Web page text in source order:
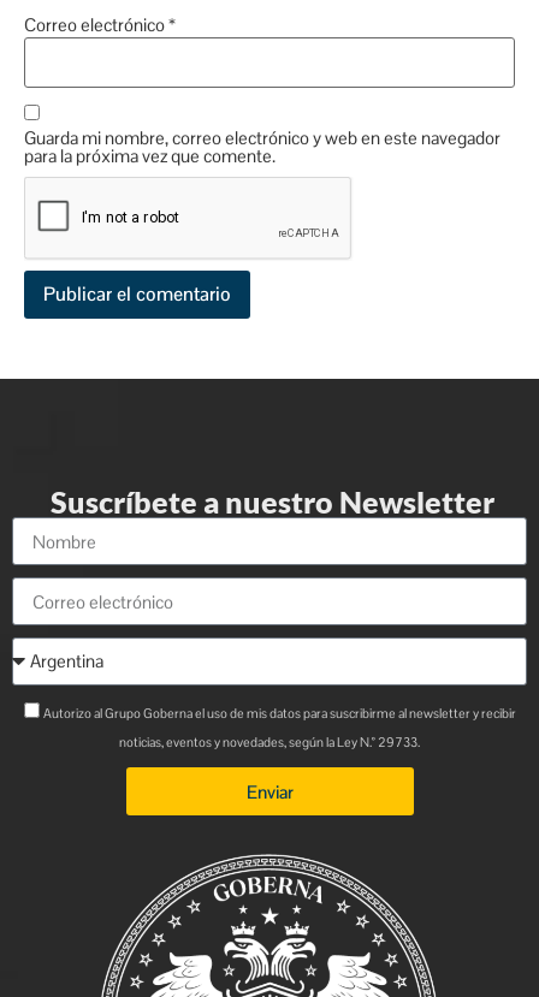
Correo electrónico*
Guarda mi nombre, correo electrónico y web en este navegador
para la próxima vez que comente.
Suscríbete a nuestro Newsletter
Autorizo al Grupo Goberna el uso de mis datos para suscribirme al newsletter y recibir
noticias, eventos y novedades, según la Ley N.° 29733.
Enviar